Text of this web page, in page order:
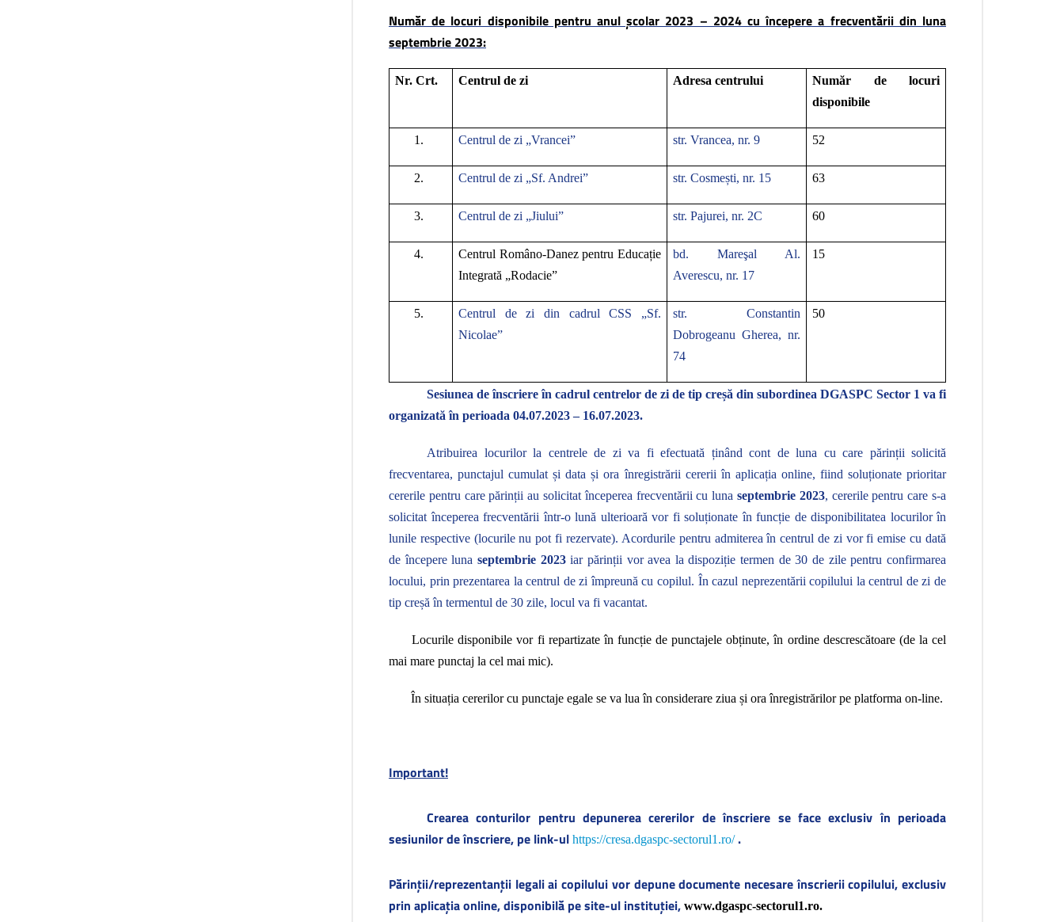
Număr de locuri disponibile pentru anul școlar 2023 – 2024 cu începere a frecventării din luna
septembrie 2023:
Nr. Crt. Centrul de zi Adresa centrului
Număr de locuri
disponibile
1. Centrul de zi „Vrancei” str. Vrancea, nr. 9 52
2. Centrul de zi „Sf. Andrei” str. Cosmești, nr. 15 63
3. Centrul de zi „Jiului” str. Pajurei, nr. 2C 60
4.
Centrul Româno-Danez pentru Educație
Integrată „Rodacie”
bd. Mareşal Al.
Averescu, nr. 17
15
5.
Centrul de zi din cadrul CSS „Sf.
Nicolae”
str. Constantin
Dobrogeanu Gherea, nr.
74
50
Sesiunea de înscriere în cadrul centrelor de zi de tip creșă din subordinea DGASPC Sector 1 va fi
organizată în perioada 04.07.2023 – 16.07.2023.
Atribuirea locurilor la centrele de zi va fi efectuată ținând cont de luna cu care părinții solicită
frecventarea, punctajul cumulat și data și ora înregistrării cererii în aplicația online, fiind soluționate prioritar
cererile pentru care părinții au solicitat începerea frecventării cu luna septembrie 2023, cererile pentru care s-a
solicitat începerea frecventării într-o lună ulterioară vor fi soluționate în funcție de disponibilitatea locurilor în
lunile respective (locurile nu pot fi rezervate). Acordurile pentru admiterea în centrul de zi vor fi emise cu dată
de începere luna septembrie 2023iar părinții vor avea la dispoziție termen de 30 de zile pentru confirmarea
locului, prin prezentarea la centrul de zi împreună cu copilul. În cazul neprezentării copilului la centrul de zi de
tip creșă în termentul de 30 zile, locul va fi vacantat.
Locurile disponibile vor fi repartizate în funcție de punctajele obținute, în ordine descrescătoare (de la cel
mai mare punctaj la cel mai mic).
În situația cererilor cu punctaje egale se va lua în considerare ziua și ora înregistrărilor pe platforma on-line.
Important!
Crearea conturilor pentru depunerea cererilor de înscriere se face exclusiv în perioada
sesiunilor de înscriere, pe link-ul https://cresa.dgaspc-sectorul1.ro/.
Părinții/reprezentanții legali ai copilului vor depune documente necesare înscrierii copilului, exclusiv
prin aplicația online, disponibilă pe site-ul instituției, www.dgaspc-sectorul1.ro.